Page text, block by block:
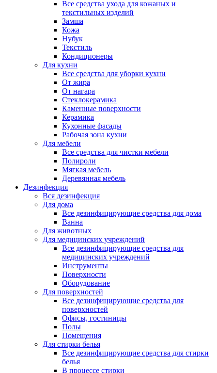
Все средства ухода для кожаных и
текстильных изделий
Замша
Кожа
Нубук
Текстиль
Кондиционеры
Для кухни
Все средства для уборки кухни
От жира
От нагара
Стеклокерамика
Каменные поверхности
Керамика
Кухонные фасады
Рабочая зона кухни
Для мебели
Все средства для чистки мебели
Полироли
Мягкая мебель
Деревянная мебель
Дезинфекция
Вся дезинфекция
Для дома
Все дезинфицирующие средства для дома
Ванна
Для животных
Для медицинских учреждений
Все дезинфицирующие средства для
медицинских учреждений
Инструменты
Поверхности
Оборудование
Для поверхностей
Все дезинфицирующие средства для
поверхностей
Офисы, гостиницы
Полы
Помещения
Для стирки белья
Все дезинфицирующие средства для стирки
белья
В процессе стирки